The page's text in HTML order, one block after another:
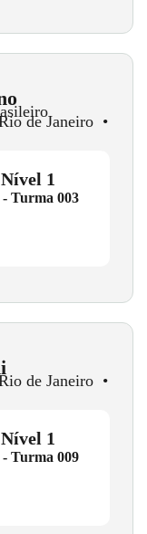
de Janeiro •
1
Turma 003
de Janeiro •
1
Turma 009